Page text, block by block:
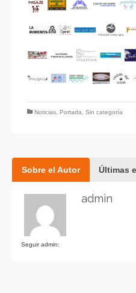
Noticias Portada Sin categoría
Sobre el Autor Últimas
Seguir admin:
admin